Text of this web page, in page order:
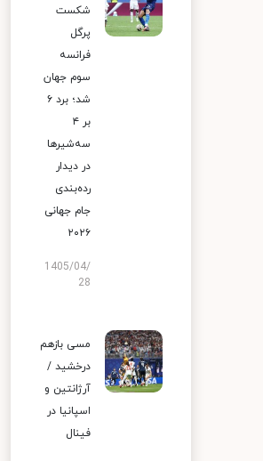
شکست
پرگل
فرانسه
سوم جهان
شد؛ برد ۶
بر ۴
سه‌شیرها
در دیدار
رده‌بندی
جام جهانی
۲۰۲۶
1405/04/
28
مسی بازهم
درخشید /
آرژانتین و
اسپانیا در
فینال